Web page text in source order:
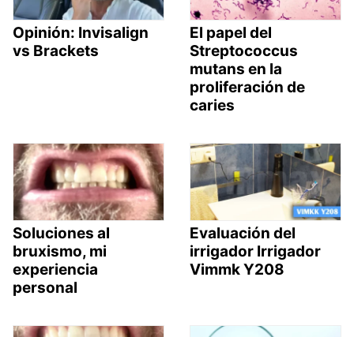
Opinión: Invisalign
vs Brackets
El papel del
Streptococcus
mutans en la
proliferación de
caries
Soluciones al
bruxismo, mi
experiencia
personal
Evaluación del
irrigador Irrigador
Vimmk Y208